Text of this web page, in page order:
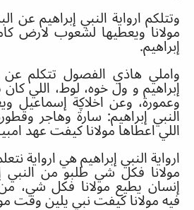
وتتلكم ارواية النبي إبراهيم عن
مولانا ويعطيها لشعوب لارض
إبراهيم.
واملي هاذي الفصول تتكلم عن
إبراهيم و ول خوه، لوط، اللي
وعمورة، وعن اخلاڮة إسماعيل
النبي إبراهيم: سارة وهاجر
اللي اعطاها مولانا كيفت عهد
ارواية النبي إبراهيم هي ارواية
مولانا فكل شي طلبو من
إنسان يطيع مولانا فكل شي،
فيه مولانا كيفت نبي يلين وقت